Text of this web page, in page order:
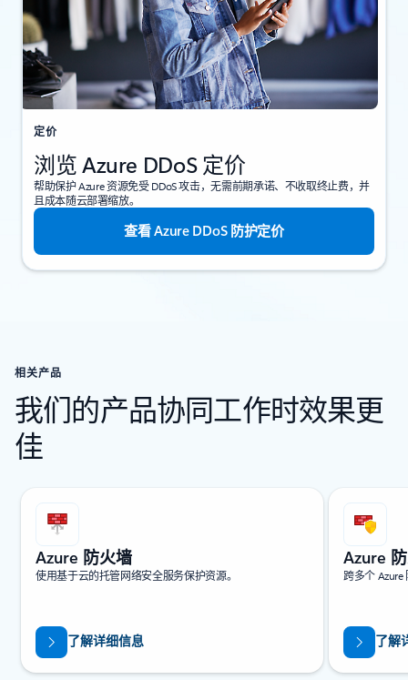
定价
浏览 Azure DDoS 定价
帮助保护 Azure 资源免受 DDoS 攻击，无需前期承诺、不收取终止费，并
且成本随云部署缩放。
查看 Azure DDoS 防护定价
相关产品
我们的产品协同工作时效果更
佳
正在显示第 1 张幻灯片，共 5 张
Azure 防火墙
使用基于云的托管网络安全服务保护资源。
了解详细信息
Azure
跨多个
了解